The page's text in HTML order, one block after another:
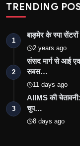
TRENDING
1
बाड़मेर के स्पा
2 years ago
2
संसद मार्ग से आई
सबस…
11 days ago
3
AIIMS की
चुप…
8 days ago